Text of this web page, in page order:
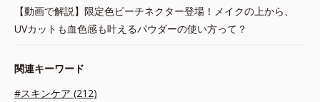
【動画で解説】限定色ピーチネクター登場！メイクの上から、
UVカットも血色感も叶えるパウダーの使い方って？
関連キーワード
#スキンケア (212)